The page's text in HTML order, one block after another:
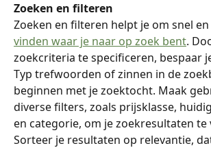
Zoeken en filteren
Zoeken en filteren helpt je om snel
vinden waar je naar op zoek bent.
zoekcriteria te specificeren, bespaar
Typ trefwoorden of zinnen in de
beginnen met je zoektocht. Maak
diverse filters, zoals prijsklasse,
en categorie, om je zoekresultaten te
Sorteer je resultaten op relevantie,